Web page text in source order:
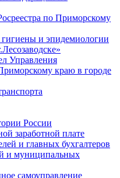
по Приморскому
и эпидемиологии
Управления
краю в городе
России
заработной плате
и главных бухгалтеров
и муниципальных
самоуправление